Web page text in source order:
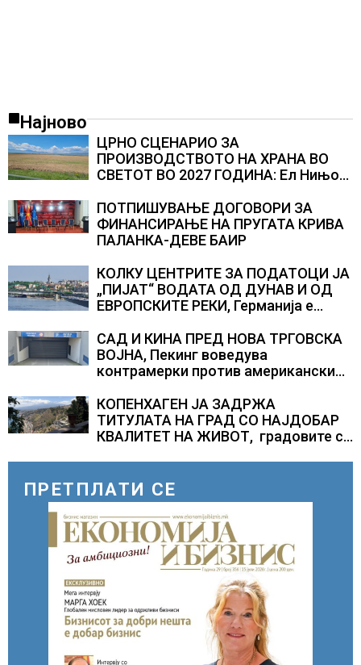
Најново
ЦРНО СЦЕНАРИО ЗА
ПРОИЗВОДСТВОТО НА ХРАНА ВО
СВЕТОТ ВО 2027 ГОДИНА: Ел Нињо
милиони луѓе во акутен глад
ПОТПИШУВАЊЕ ДОГОВОРИ ЗА
ФИНАНСИРАЊЕ НА ПРУГАТА КРИВА
ПАЛАНКА-ДЕВЕ БАИР
КОЛКУ ЦЕНТРИТЕ ЗА ПОДАТОЦИ ЈА
„ПИЈАТ“ ВОДАТА ОД ДУНАВ И ОД
ЕВРОПСКИТЕ РЕКИ, Германија е
изградени центри за податоци
САД И КИНА ПРЕД НОВА ТРГОВСКА
ВОЈНА, Пекинг воведува
контрамерки против американски
КОПЕНХАГЕН ЈА ЗАДРЖА
ТИТУЛАТА НА ГРАД СО НАЈДОБАР
КВАЛИТЕТ НА ЖИВОТ, градовите со
комбинација од фактори
ПРЕТПЛАТИ СЕ